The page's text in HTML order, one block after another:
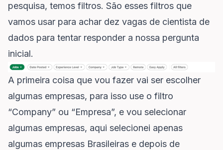
pesquisa, temos filtros. São esses filtros que
vamos usar para achar dez vagas de cientista de
dados para tentar responder a nossa pergunta
inicial.
A primeira coisa que vou fazer vai ser escolher
algumas empresas, para isso use o filtro
“Company” ou “Empresa”, e vou selecionar
algumas empresas, aqui selecionei apenas
algumas empresas Brasileiras e depois de